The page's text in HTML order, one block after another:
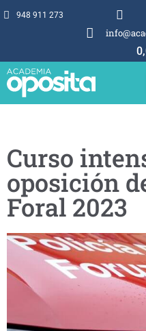
948 911 273
Curso
oposición
Foral 2023